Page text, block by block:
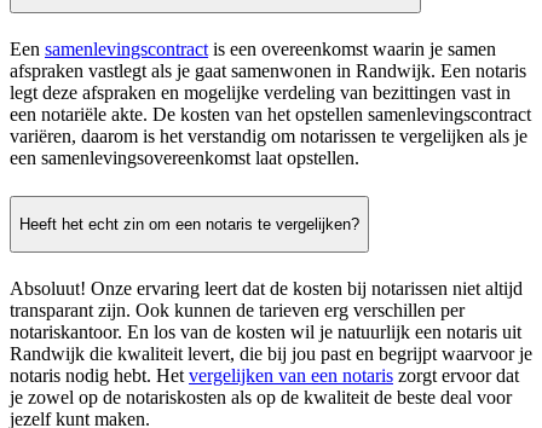
Een samenlevingscontract is een overeenkomst waarin je samen
afspraken vastlegt als je gaat samenwonen in Randwijk. Een notaris
legt deze afspraken en mogelijke verdeling van bezittingen vast in
een notariële akte. De kosten van het opstellen samenlevingscontract
variëren, daarom is het verstandig om notarissen te vergelijken als je
een samenlevingsovereenkomst laat opstellen.
Heeft het echt zin om een notaris te vergelijken?
Absoluut! Onze ervaring leert dat de kosten bij notarissen niet altijd
transparant zijn. Ook kunnen de tarieven erg verschillen per
notariskantoor. En los van de kosten wil je natuurlijk een notaris uit
Randwijk die kwaliteit levert, die bij jou past en begrijpt waarvoor je
notaris nodig hebt. Hetvergelijken van een notaris zorgt ervoor dat
je zowel op de notariskosten als op de kwaliteit de beste deal voor
jezelf kunt maken.